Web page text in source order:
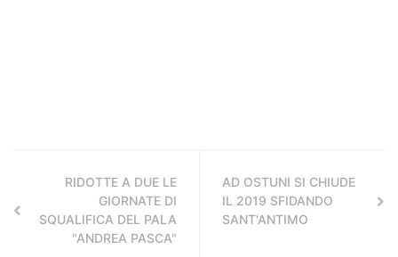
RIDOTTE A DUE LE
GIORNATE DI
SQUALIFICA DEL PALA
"ANDREA PASCA"
AD OSTUNI SI CHIUDE
IL 2019 SFIDANDO
SANT'ANTIMO